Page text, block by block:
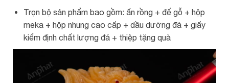
Trọn bộ sản phẩm bao gồm: ấn rồng + đế gỗ + hộp
meka + hộp nhung cao cấp + dầu dưỡng đá + giấy
kiểm định chất lượng đá + thiệp tặng quà